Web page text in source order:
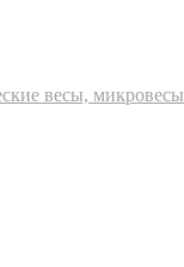
весы, микровесы